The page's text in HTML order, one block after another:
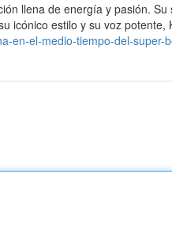
llena de energía y pasión.
icónico estilo y su voz
en-el-medio-tiempo-del-super-